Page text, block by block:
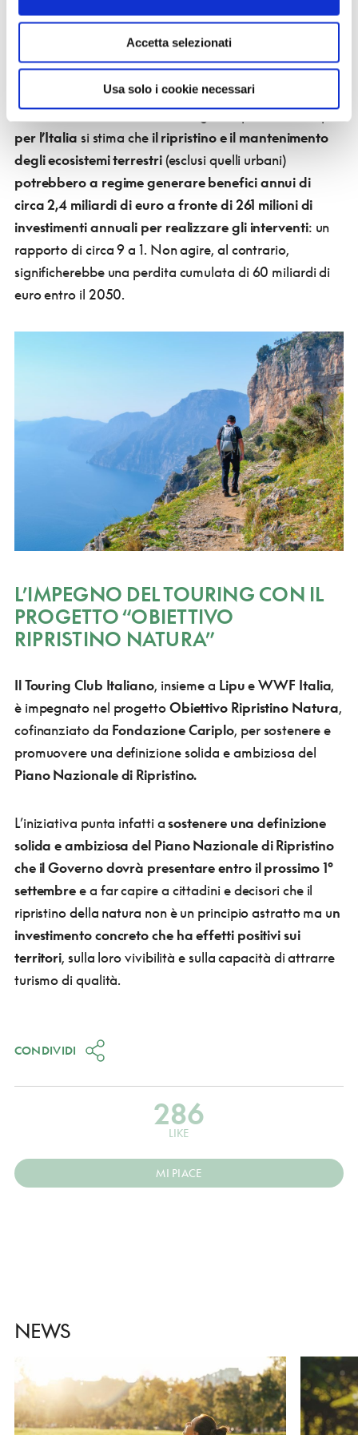
Accetta selezionati
Usa solo i cookie necessari
l’impollinazione 1,9 miliardi.
Avere ecosistemi degradati significa perdere questi e
altri servizi, con conseguenze non solo ambientali ma
anche sociali ed economiche negative per tutti. Sempre
per l’Italia si stima che il ripristino e il mantenimento
degli ecosistemi terrestri(esclusi quelli urbani)
potrebbero a regime generare benefici annui di
circa 2,4 miliardi di euro a fronte di 261 milioni di
investimenti annuali per realizzare gli interventi: un
rapporto di circa 9 a 1. Non agire, al contrario,
significherebbe una perdita cumulata di 60 miliardi di
euro entro il 2050.
L’IMPEGNO DEL TOURING CON IL
PROGETTO “OBIETTIVO
RIPRISTINO NATURA”
Il Touring Club Italiano, insieme a LipueWWF Italia,
è impegnato nel progettoObiettivo Ripristino Natura,
cofinanziato da Fondazione Cariplo, per sostenere e
promuovere una definizione solida e ambiziosa del
Piano Nazionale di Ripristino.
L’iniziativa punta infatti asostenere una definizione
solida e ambiziosa del Piano Nazionale di Ripristino
che il Governo dovrà presentare entro il prossimo 1°
settembree a far capire a cittadini e decisori che il
ripristino della natura non è un principio astratto ma un
investimento concreto che ha effetti positivi sui
territori, sulla loro vivibilità e sulla capacità di attrarre
turismo di qualità.
CONDIVIDI
286
LIKE
MI PIACE
NEWS